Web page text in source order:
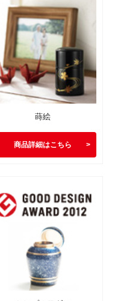
蒔絵
商品詳細はこちら